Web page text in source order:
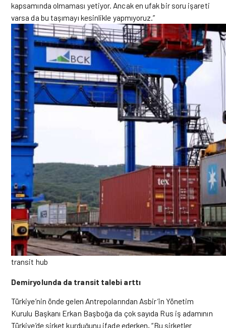
kapsamında olmaması yetiyor. Ancak en ufak bir soru işareti
varsa da bu taşımayı kesinlikle yapmıyoruz.”
transit hub
Demiryolunda da transit talebi arttı
Türkiye’nin önde gelen Antrepolarından Asbir’in Yönetim
Kurulu Başkanı Erkan Başboğa da çok sayıda Rus iş adamının
Türkiye’de şirket kurduğunu ifade ederken, “Bu şirketler